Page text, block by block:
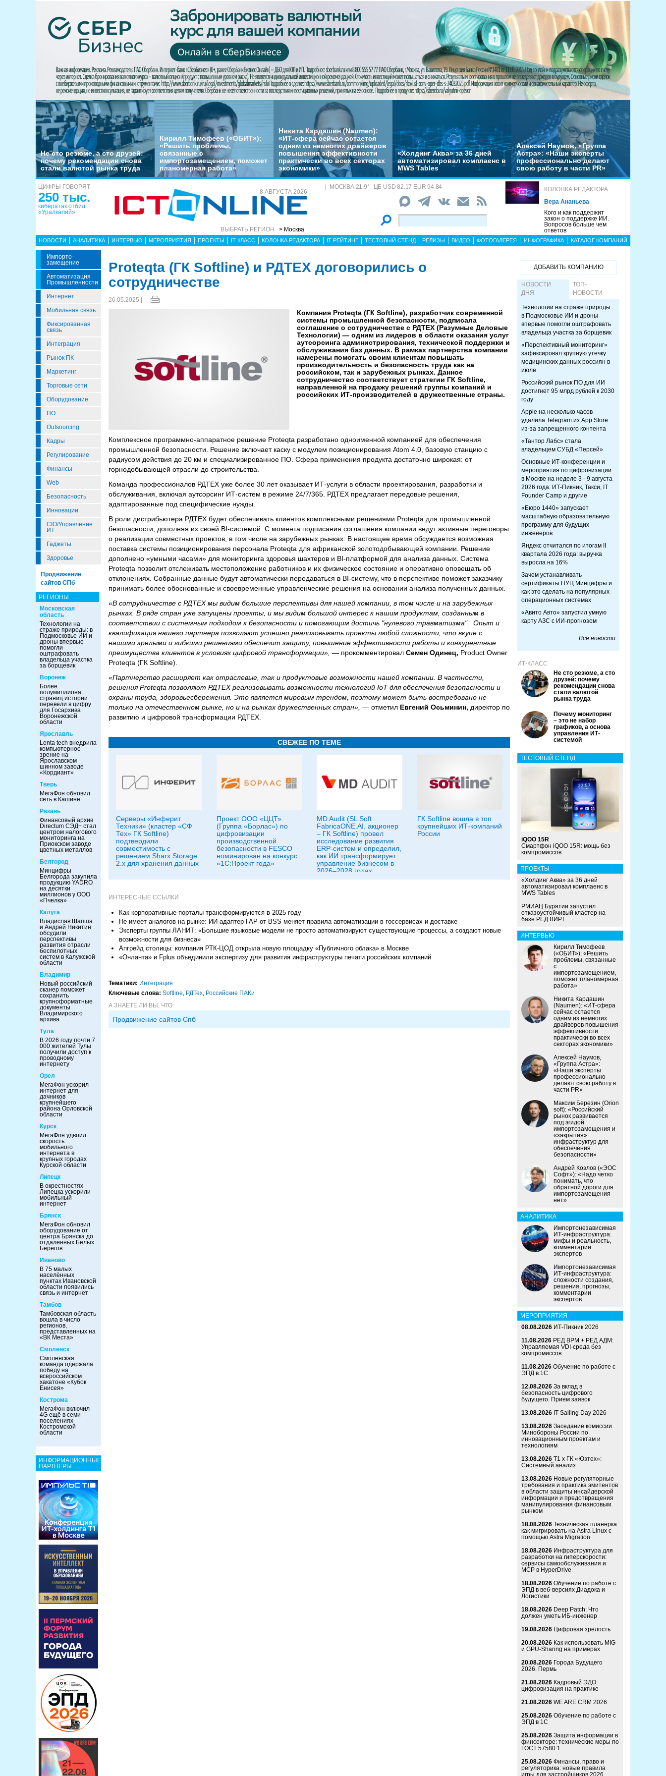
Не сто резюме, а сто друзей:
почему рекомендации снова
стали валютой рынка труда
Кирилл Тимофеев («ОБИТ»):
«Решить проблемы,
связанные с
импортозамещением, поможет
планомерная работа»
Никита Кардашин (Naumen):
«ИТ-сфера сейчас остается
одним из немногих драйверов
повышения эффективности
практически во всех секторах
экономики»
«Холдинг Аква» за 36 дней
автоматизировал комплаенс в
MWS Tables
Алексей Наумов, «Группа
Астра»: «Наши эксперты
профессионально делают
свою работу в части PR»
ЦИФРЫ ГОВОРЯТ
250 тыс.
кибератак отбил
«Уралкалий»
8 АВГУСТА 2026
ВЫБРАТЬ РЕГИОН > Москва
МОСКВА 21.9° ЦБ USD 82.17 EUR 94.84
КОЛОНКА РЕДАКТОРА
Вера Ананьева
Кого и как поддержит
закон о поддержке ИИ.
Вопросов больше чем
ответов
НОВОСТИ АНАЛИТИКА ИНТЕРВЬЮ МЕРОПРИЯТИЯ ПРОЕКТЫ IT КЛАСС КОЛОНКА РЕДАКТОРА IT РЕЙТИНГ ТЕСТОВЫЙ СТЕНД РЕЛИЗЫ ВИДЕО ФОТОГАЛЕРЕЯ ИНФОГРАФИКА КАТАЛОГ КОМПАНИЙ
Импорто­
Замещение
Автоматизация
Промышленности
Интернет
Мобильная связь
Фиксированная
связь
Интеграция
Рынок ПК
Маркетинг
Торговые сети
Оборудование
ПО
Outsourcing
Кадры
Регулирование
Финансы
Web
Безопасность
Инновации
CIO/Управление
ИТ
Гаджеты
Здоровье
Продвижение
сайтов СПб
РЕГИОНЫ
Московская
область
Технологии на
страже природы: в
Подмосковье ИИ и
дроны впервые
помогли
оштрафовать
владельца участка
за борщевик
Воронеж
Более
полумиллиона
страниц истории
перевели в цифру
для Госархива
Воронежской
области
Ярославль
Lenta tech внедрила
компьютерное
зрение на
Ярославском
шинном заводе
«Кордиант»
Тверь
МегаФон обновил
сеть в Кашине
Рязань
Финансовый архив
Directum СЭД+ стал
центром налогового
мониторинга на
Приокском заводе
цветных металлов
Белгород
Минцифры
Белгорода закупила
продукцию YADRO
на десятки
миллионов у ООО
«Пчелка»
Калуга
Владислав Шапша
и Андрей Никитин
обсудили
перспективы
развития отрасли
беспилотных
систем в Калужской
области
Владимир
Новый российский
сканер поможет
сохранить
крупноформатные
документы
Владимирского
архива
Тула
В 2026 году почти 7
000 жителей Тулы
получили доступ к
проводному
интернету
Орел
МегаФон ускорил
интернет для
дачников
крупнейшего
района Орловской
области
Курск
МегаФон удвоил
скорость
мобильного
интернета в
крупных городах
Курской области
Липецк
В окрестностях
Липецка ускорили
мобильный
интернет
Брянск
МегаФон обновил
оборудование от
центра Брянска до
отдаленных Белых
Берегов
Иваново
В 75 малых
населённых
пунктах Ивановской
области появились
связь и интернет
Тамбов
Тамбовская область
вошла в число
регионов,
представленных на
«ВК Места»
Смоленск
Смоленская
команда одержала
победу на
всероссийском
хакатоне «Кубок
Енисея»
Кострома
МегаФон включил
4G ещё в семи
поселениях
Костромской
области
ИНФОРМАЦИОННЫЕ
ПАРТНЕРЫ
Proteqta (ГК Softline) и РДТЕХ договорились о
сотрудничестве
26.05.2025 |
Компания Proteqta (ГК Softline), разработчик современной
системы промышленной безопасности, подписала
соглашение о сотрудничестве с РДТЕХ (Разумные Деловые
Технологии) — одним из лидеров в области оказания услуг
аутсорсинга администрирования, технической поддержки и
обслуживания баз данных. В рамках партнерства компании
намерены помогать своим клиентам повышать
производительность и безопасность труда как на
российском, так и зарубежных рынках. Данное
сотрудничество соответствует стратегии ГК Softline,
направленной на продажу решений группы компаний и
российских ИТ-производителей в дружественные страны.
Комплексное программно-аппаратное решение Proteqta разработано одноименной компанией для обеспечения
промышленной безопасности. Решение включает каску с модулем позиционирования Atom 4.0, базовую станцию с
радиусом действия до 20 км и специализированное ПО. Сфера применения продукта достаточно широкая: от
горнодобывающей отрасли до строительства.
Команда профессионалов РДТЕХ уже более 30 лет оказывает ИТ-услуги в области проектирования, разработки и
обслуживания, включая аутсорсинг ИТ-систем в режиме 24/7/365. РДТЕХ предлагает передовые решения,
адаптированные под специфические нужды.
В роли дистрибьютера РДТЕХ будет обеспечивать клиентов комплексными решениями Proteqta для промышленной
безопасности, дополняя их своей BI-системой. С момента подписания соглашения компании ведут активные переговоры
о реализации совместных проектов, в том числе на зарубежных рынках. В настоящее время обсуждается возможная
поставка системы позиционирования персонала Proteqta для африканской золотодобывающей компании. Решение
дополнено «умными часами» для мониторинга здоровья шахтеров и BI-платформой для анализа данных. Система
Proteqta позволит отслеживать местоположение работников и их физическое состояние и оперативно оповещать об
отклонениях. Собранные данные будут автоматически передаваться в BI-систему, что в перспективе поможет заказчику
принимать более обоснованные и своевременные управленческие решения на основании анализа полученных данных.
«В сотрудничестве с РДТЕХ мы видим большие перспективы для нашей компании, в том числе и на зарубежных
рынках. В ряде стран уже запущены проекты, и мы видим большой интерес к нашим продуктам, созданным в
соответствии с системным подходом к безопасности и помогающим достичь "нулевого травматизма". Опыт и
квалификация нашего партнера позволяют успешно реализовывать проекты любой сложности, что вкупе с
нашими зрелыми и гибкими решениями обеспечит защиту, повышение эффективности работы и конкурентные
преимущества клиентов в условиях цифровой трансформации», — прокомментировал Семен Одинец, Product Owner
Proteqta (ГК Softline).
«Партнерство расширяет как отраслевые, так и продуктовые возможности нашей компании. В частности,
решения Proteqta позволяют РДТЕХ реализовывать возможности технологий IoT для обеспечения безопасности и
охраны труда, здоровьесбережения. Это является мировым трендом, поэтому может быть востребовано не
только на отечественном рынке, но и на рынках дружественных стран», — отметил Евгений Осьминин, директор по
развитию и цифровой трансформации РДТЕХ.
СВЕЖЕЕ ПО ТЕМЕ
Серверы «Инферит
Техники» (кластер «СФ
Тех» ГК Softline)
подтвердили
совместимость с
решением Sharx Storage
2.x для хранения данных
Проект ООО «ЦЦТ»
(Группа «Борлас») по
цифровизации
производственной
безопасности в FESCO
номинирован на конкурс
«1С:Проект года»
MD Audit (SL Soft
FabricaONE.AI, акционер
– ГК Softline) провел
исследование развития
ERP-систем и определил,
как ИИ трансформирует
управление бизнесом в
2026–2028 годах
ГК Softline вошла в топ
крупнейших ИТ-компаний
России
ИНТЕРЕСНЫЕ ССЫЛКИ
Как корпоративные порталы трансформируются в 2025 году
Не имеет аналогов на рынке: ИИ-адаптер ГАР от BSS меняет правила автоматизации в госсервисах и доставке
Эксперты группы ЛАНИТ: «Большие языковые модели не просто автоматизируют существующие процессы, а создают новые
возможности для бизнеса»
Апгрейд столицы: компания РТК-ЦОД открыла новую площадку «Публичного облака» в Москве
«Онланта» и Fplus объединили экспертизу для развития инфраструктуры печати российских компаний
Тематики: Интеграция
Ключевые слова: Softline, РДТех, Российские ПАКи
А ЗНАЕТЕ ЛИ ВЫ, ЧТО:
Продвижение сайтов Спб
ДОБАВИТЬ КОМПАНИЮ
НОВОСТИ
ДНЯ
ТОП-
НОВОСТИ
Технологии на страже природы:
в Подмосковье ИИ и дроны
впервые помогли оштрафовать
владельца участка за борщевик
«Перспективный мониторинг»
зафиксировал крупную утечку
медицинских данных россиян в
июле
Российский рынок ПО для ИИ
достигнет 95 млрд рублей к 2030
году
Apple на несколько часов
удалила Telegram из App Store
из-за запрещенного контента
«Тантор Лабс» стала
владельцем СУБД «Персей»
Основные ИТ-конференции и
мероприятия по цифровизации
в Москве на неделе 3 - 9 августа
2026 года: ИТ-Пикник, Такси, IT
Founder Camp и другие
«Бюро 1440» запускает
масштабную образовательную
программу для будущих
инженеров
Яндекс отчитался по итогам II
квартала 2026 года: выручка
выросла на 16%
Зачем устанавливать
сертификаты НУЦ Минцифры и
как это сделать на популярных
операционных системах
«Авито Авто» запустил умную
карту АЗС с ИИ-прогнозом
Все новости
ИТ-КЛАСС
Не сто резюме, а сто
друзей: почему
рекомендации снова
стали валютой
рынка труда
Почему мониторинг
– это не набор
графиков, а основа
управления ИТ-
системой
ТЕСТОВЫЙ СТЕНД
iQOO 15R
Смартфон iQOO 15R: мощь без
компромиссов
ПРОЕКТЫ
«Холдинг Аква» за 36 дней
автоматизировал комплаенс в
MWS Tables
РМИАЦ Бурятии запустил
отказоустойчивый кластер на
базе РЕД ВИРТ
ИНТЕРВЬЮ
Кирилл Тимофеев
(«ОБИТ»): «Решить
проблемы, связанные
с
импортозамещением,
поможет планомерная
работа»
Никита Кардашин
(Naumen): «ИТ-сфера
сейчас остается
одним из немногих
драйверов повышения
эффективности
практически во всех
секторах экономики»
Алексей Наумов,
«Группа Астра»:
«Наши эксперты
профессионально
делают свою работу в
части PR»
Максим Березин (Orion
soft): «Российский
рынок развивается
под эгидой
импортозамещения и
«закрытия»
инфраструктур для
обеспечения
безопасности»
Андрей Козлов («ЭОС
Софт»): «Надо четко
понимать, что
обратной дороги для
импортозамещения
нет»
АНАЛИТИКА
Импортонезависимая
ИТ-инфраструктура:
мифы и реальность,
комментарии
экспертов
Импортонезависимая
ИТ-инфраструктура:
сложности создания,
решения, прогнозы,
комментарии
экспертов
МЕРОПРИЯТИЯ
08.08.2026 ИТ-Пикник 2026
11.08.2026 РЕД ВРМ + РЕД АДМ:
Управляемая VDI-среда без
компромиссов
11.08.2026 Обучение по работе с
ЭПД в 1С
12.08.2026 За вклад в
безопасность цифрового
будущего. Прием заявок
13.08.2026 IT Sailing Day 2026
13.08.2026 Заседание комиссии
Минобороны России по
инновационным проектам и
технологиям
13.08.2026 Т1 x ГК «Юзтех»:
Системный анализ
13.08.2026 Новые регуляторные
требования и практика эмитентов
в области защиты инсайдерской
информации и предотвращения
манипулирования финансовым
рынком
18.08.2026 Техническая планерка:
как мигрировать на Astra Linux с
помощью Astra Migration
18.08.2026 Инфраструктура для
разработки на гиперскорости:
сервисы самообслуживания и
MCP в HyperDrive
18.08.2026 Обучение по работе с
ЭПД в веб-версиях Диадока и
Логистики
18.08.2026 Deep Patch: Что
должен уметь ИБ-инженер
19.08.2026 Цифровая зрелость
20.08.2026 Как использовать MIG
и GPU-Sharing на примерах
20.08.2026 Города Будущего
2026. Пермь
21.08.2026 Кадровый ЭДО:
цифровизация на практике
21.08.2026 WE ARE CRM 2026
25.08.2026 Обучение по работе с
ЭПД в 1С
25.08.2026 Защита информации в
финсекторе: технические меры по
ГОСТ 57580.1
25.08.2026 Финансы, право и
регуляторика: новые правила